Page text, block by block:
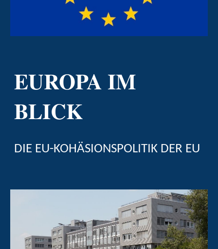
EUROPA IM
BLICK
DIE EU-KOHÄSIONSPOLITIK DER EU